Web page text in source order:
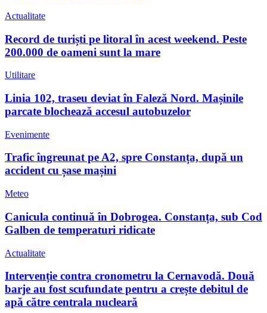
Actualitate
Record de turiști pe litoral în acest weekend. Peste
200.000 de oameni sunt la mare
Utilitare
Linia 102, traseu deviat în Faleză Nord. Mașinile
parcate blochează accesul autobuzelor
Evenimente
Trafic îngreunat pe A2, spre Constanța, după un
accident cu șase mașini
Meteo
Canicula continuă în Dobrogea. Constanța, sub Cod
Galben de temperaturi ridicate
Actualitate
Intervenție contra cronometru la Cernavodă. Două
barje au fost scufundate pentru a crește debitul de
apă către centrala nucleară